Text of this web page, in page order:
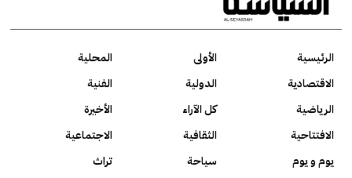
الرئيسية الأولى
المحلية
الاقتصادية
الدولية
الفنية
الرياضية
كل الآراء
الأخيرة
الافتتاحية
الثقافية
الاجتماعية
يوم و يوم
سياحة
تراث